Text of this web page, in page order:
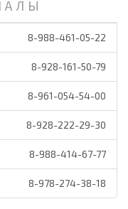
8-988-461-05-22
8-928-161-50-79
8-961-054-54-00
8-928-222-29-30
8-988-414-67-77
8-978-274-38-18